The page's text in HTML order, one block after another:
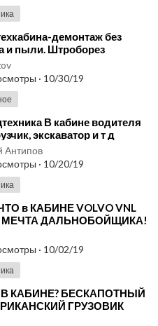
демонтаж без
и пыли. Штроборез
Диск Distar.
· 10/30/19
В кабине водителя
экскаватор и т д
видео для детей
Антипов
· 10/20/19
в КАБИНЕ VOLVO VNL
МЕЧТА ДАЛЬНОБОЙЩИКА!
· 10/02/19
КАБИНЕ? БЕСКАПОТНЫЙ
ГРУЗОВИК
Argosy 1-я ЧАСТЬ